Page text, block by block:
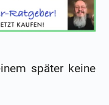
später keine